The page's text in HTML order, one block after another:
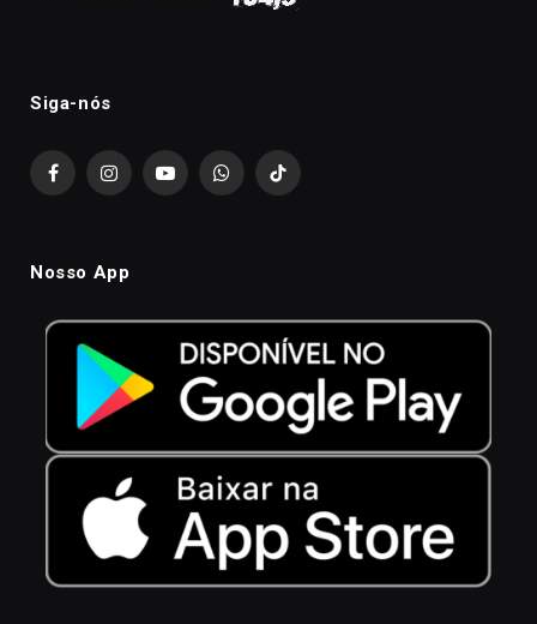
Siga-nós
FacebookInstagramYouTubeWhatsAppTikTok
Nosso App